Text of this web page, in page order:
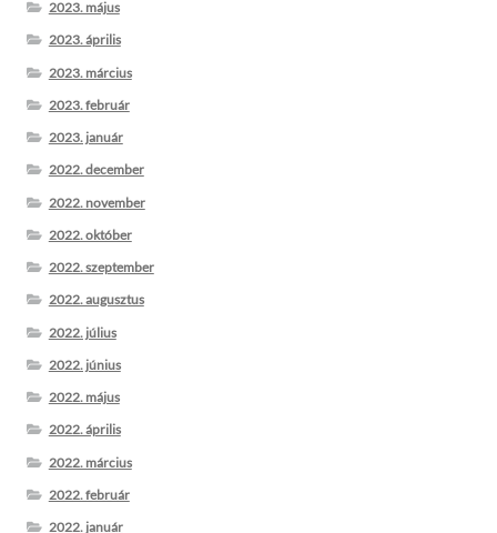
2023. május
2023. április
2023. március
2023. február
2023. január
2022. december
2022. november
2022. október
2022. szeptember
2022. augusztus
2022. július
2022. június
2022. május
2022. április
2022. március
2022. február
2022. január